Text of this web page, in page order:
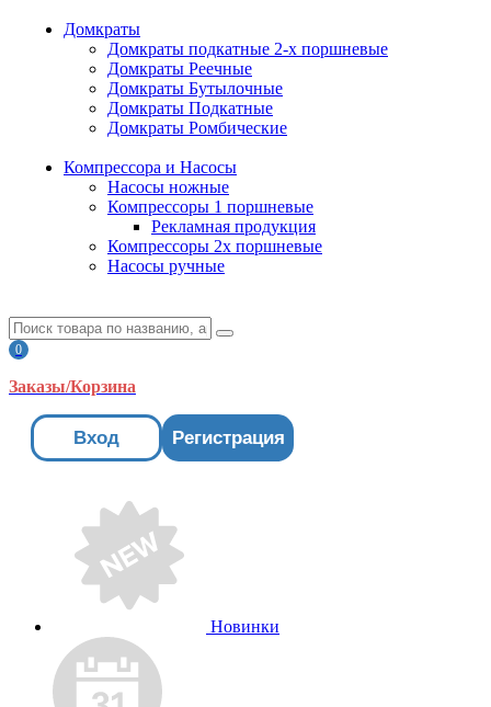
Домкраты
Домкраты подкатные 2-х поршневые
Домкраты Реечные
Домкраты Бутылочные
Домкраты Подкатные
Домкраты Ромбические
Компрессора и Насосы
Насосы ножные
Компрессоры 1 поршневые
Рекламная продукция
Компрессоры 2х поршневые
Насосы ручные
0
Заказы/Корзина
Вход Регистрация
Новинки